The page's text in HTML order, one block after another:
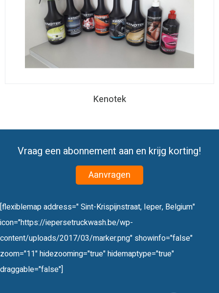
Kenotek
Vraag een abonnement aan en krijg korting!
Aanvragen
[flexiblemap address=" Sint-Krispijnstraat, Ieper, Belgium"
icon="https://iepersetruckwash.be/wp-
content/uploads/2017/03/marker.png" showinfo="false"
zoom="11" hidezooming="true" hidemaptype="true"
draggable="false"]